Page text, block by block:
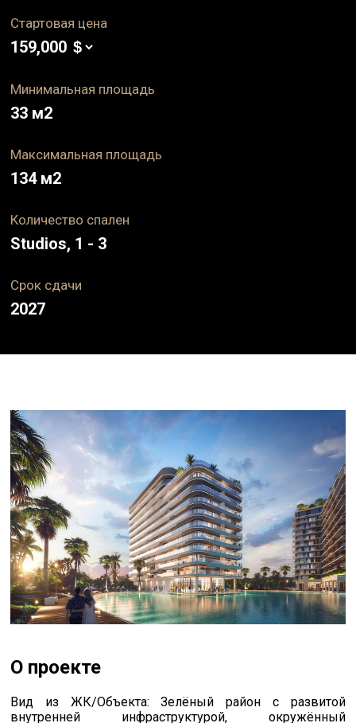
Стартовая цена
159,000
Минимальная площадь
33 м2
Максимальная площадь
134м2
Количество спален
Studios, 1 - 3
Срок сдачи
2027
О проекте
Вид из ЖК/Объекта: Зелёный район с развитой
внутренней инфраструктурой, окружённый